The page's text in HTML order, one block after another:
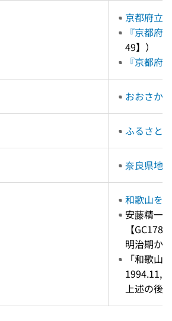
京都府立
『京都府
49】）
『京都府
おおさか
ふるさと
奈良県地
和歌山を
安藤精一
【
明治期か
「和歌山
1994.11,
上述の後